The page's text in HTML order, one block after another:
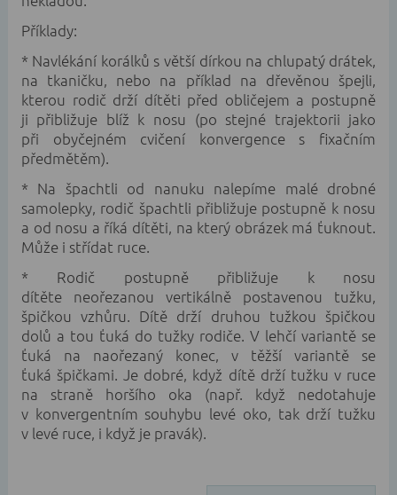
Příklady:
* Navlékání korálků s větší dírkou na chlupatý drátek,
na tkaničku, nebo na příklad na dřevěnou špejli,
kterou rodič drží dítěti před obličejem a postupně
ji přibližuje blíž k nosu (po stejné trajektorii jako
při obyčejném cvičení konvergence s fixačním
předmětěm).
* Na špachtli od nanuku nalepíme malé drobné
samolepky, rodič špachtli přibližuje postupně k nosu
a od nosu a říká dítěti, na který obrázek má ťuknout.
Může i střídat ruce.
* Rodič postupně přibližuje k nosu
dítěte neořezanou vertikálně postavenou tužku,
špičkou vzhůru. Dítě drží druhou tužkou špičkou
dolů a tou ťuká do tužky rodiče. V lehčí variantě se
ťuká na naořezaný konec, v těžší variantě se
ťuká špičkami. Je dobré, když dítě drží tužku v ruce
na straně horšího oka (např. když nedotahuje
v konvergentním souhybu levé oko, tak drží tužku
v levé ruce, i když je pravák).